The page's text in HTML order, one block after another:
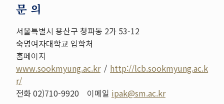
문 의
서울특별시 용산구 청파동 2가 53-12
숙명여자대학교 입학처
홈페이지
www.sookmyung.ac.kr/ http://lcb.sookmyung.ac.k
r/
전화 02)710-9920 이메일 ipak@sm.ac.kr